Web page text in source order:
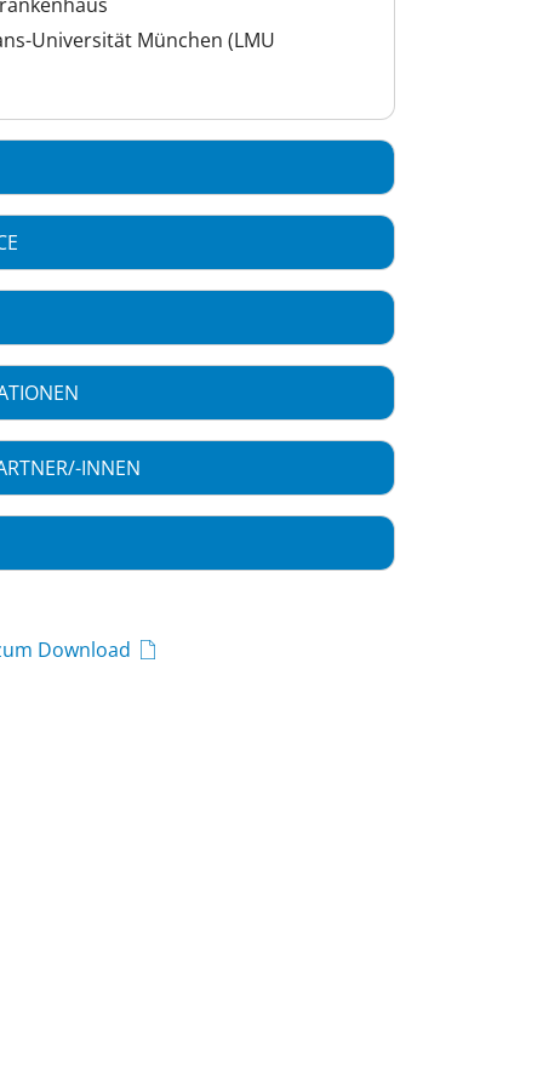
Universität München (LMU
INNEN
Download